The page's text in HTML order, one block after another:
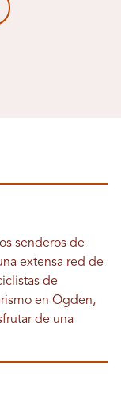
senderos de
extensa red de
de
en Ogden,
de una